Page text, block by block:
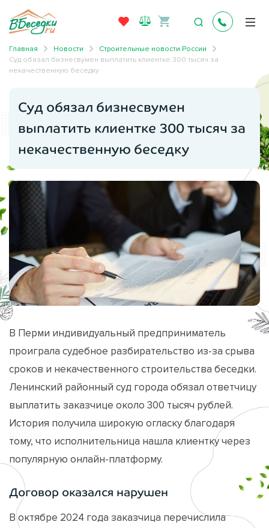
Главная Новости
Строительные новости России
Суд обязал бизнесвумен выплатить клиентке 300 тысяч за
некачественную беседку
Суд обязал бизнесвумен
выплатить клиентке 300 тысяч за
некачественную беседку
В Перми индивидуальный предприниматель
проиграла судебное разбирательство из-за срыва
сроков и некачественного строительства беседки.
Ленинский районный суд города обязал ответчицу
выплатить заказчице около 300 тысяч рублей.
История получила широкую огласку благодаря
тому, что исполнительница нашла клиентку через
популярную онлайн-платформу.
Договор оказался нарушен
В октябре 2024 года заказчица перечислила